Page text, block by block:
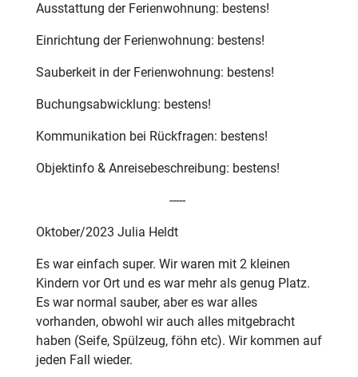
Ausstattung der Ferienwohnung: bestens!
Einrichtung der Ferienwohnung: bestens!
Sauberkeit in der Ferienwohnung: bestens!
Buchungsabwicklung: bestens!
Kommunikation bei Rückfragen: bestens!
Objektinfo & Anreisebeschreibung: bestens!
-----
Oktober/2023 Julia Heldt
Es war einfach super. Wir waren mit 2 kleinen
Kindern vor Ort und es war mehr als genug Platz.
Es war normal sauber, aber es war alles
vorhanden, obwohl wir auch alles mitgebracht
haben (Seife, Spülzeug, föhn etc). Wir kommen auf
jeden Fall wieder.